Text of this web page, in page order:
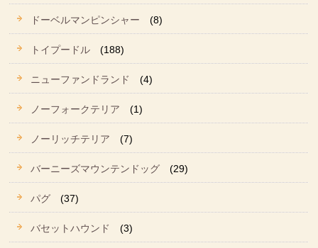
ドーベルマンピンシャー (8)
トイプードル (188)
ニューファンドランド (4)
ノーフォークテリア (1)
ノーリッチテリア (7)
バーニーズマウンテンドッグ (29)
パグ (37)
バセットハウンド (3)